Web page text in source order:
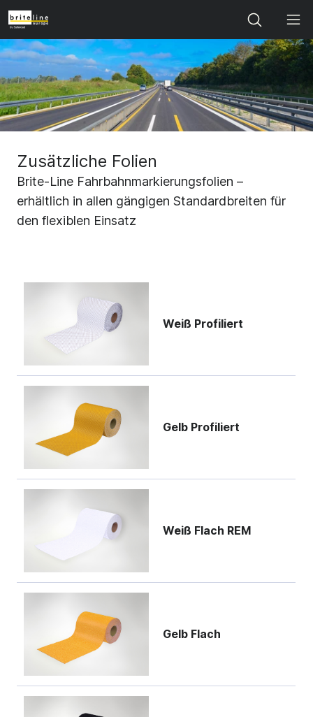
Search
Zusätzliche Folien
Brite-Line Fahrbahnmarkierungsfolien –
erhältlich in allen gängigen Standardbreiten für
den flexiblen Einsatz
Weiß Profiliert
Gelb Profiliert
Weiß Flach REM
Gelb Flach